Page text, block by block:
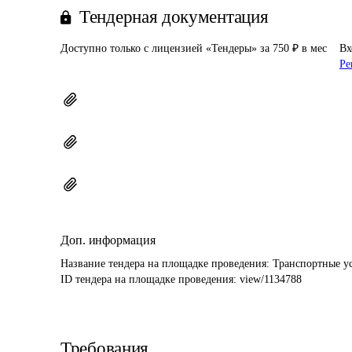
Тендерная документация
Доступно только с лицензией «Тендеры» за 750 ₽ в мес
Доп. информация
Название тендера на площадке проведения: Транспортные
ID тендера на площадке проведения: view/1134788